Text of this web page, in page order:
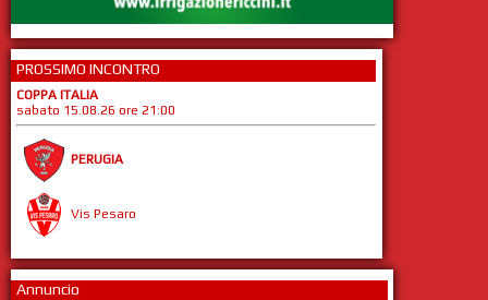
PROSSIMO INCONTRO
COPPA ITALIA
sabato 15.08.26 ore 21:00
PERUGIA
Vis Pesaro
Annuncio